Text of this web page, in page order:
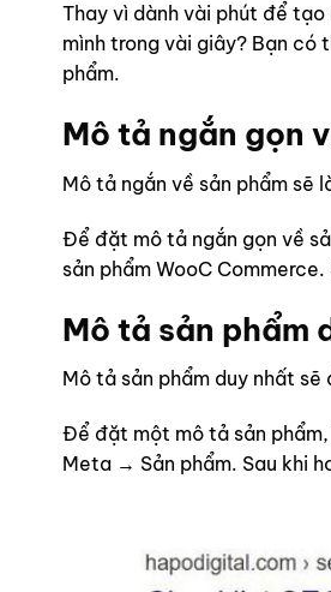
Thay vì dành vài phút để
mình trong vài giây? Bạn có
phẩm.
Mô tả ngắn gọn
Mô tả ngắn về sản phẩm sẽ
Để đặt mô tả ngắn gọn về
sản phẩm WooC
Mô tả sản phẩm
Mô tả sản phẩm duy nhất
Để đặt một mô tả sản phẩm,
Meta → Sản phẩm. Sau khi